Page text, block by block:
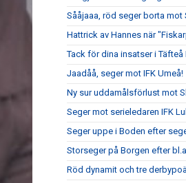
Sååjaaa, röd seger borta mot
Hattrick av Hannes när
Tack för dina insatser i
Jaadåå, seger mot IFK Umeå!
Ny sur uddamålsförlust mot
Seger mot serieledaren IFK
Seger uppe i Boden efter
Storseger på Borgen efter
Röd dynamit och tre